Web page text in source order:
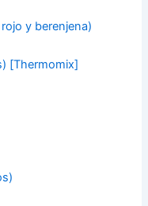
y berenjena)
[Thermomix]